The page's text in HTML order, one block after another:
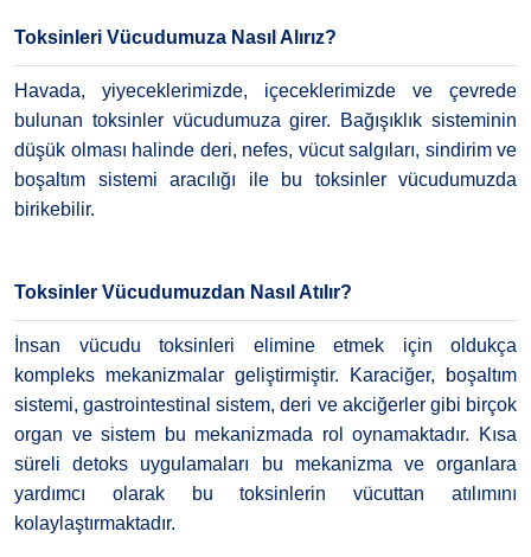
Toksinleri Vücudumuza Nasıl Alırız?
Havada, yiyeceklerimizde, içeceklerimizde ve çevrede
bulunan toksinler vücudumuza girer. Bağışıklık sisteminin
düşük olması halinde deri, nefes, vücut salgıları, sindirim ve
boşaltım sistemi aracılığı ile bu toksinler vücudumuzda
birikebilir.
Toksinler Vücudumuzdan Nasıl Atılır?
İnsan vücudu toksinleri elimine etmek için oldukça
kompleks mekanizmalar geliştirmiştir. Karaciğer, boşaltım
sistemi, gastrointestinal sistem, deri ve akciğerler gibi birçok
organ ve sistem bu mekanizmada rol oynamaktadır. Kısa
süreli detoks uygulamaları bu mekanizma ve organlara
yardımcı olarak bu toksinlerin vücuttan atılımını
kolaylaştırmaktadır.